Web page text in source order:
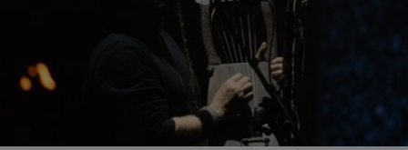
info@tallinnconcerthall.com
Varaa nyt